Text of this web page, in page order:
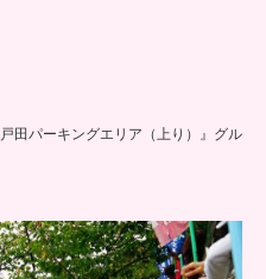
田パーキングエリア（上り）』グル